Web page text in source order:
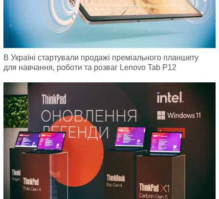
В Україні стартували продажі преміального планшету
для навчання, роботи та розваг Lenovo Tab P12